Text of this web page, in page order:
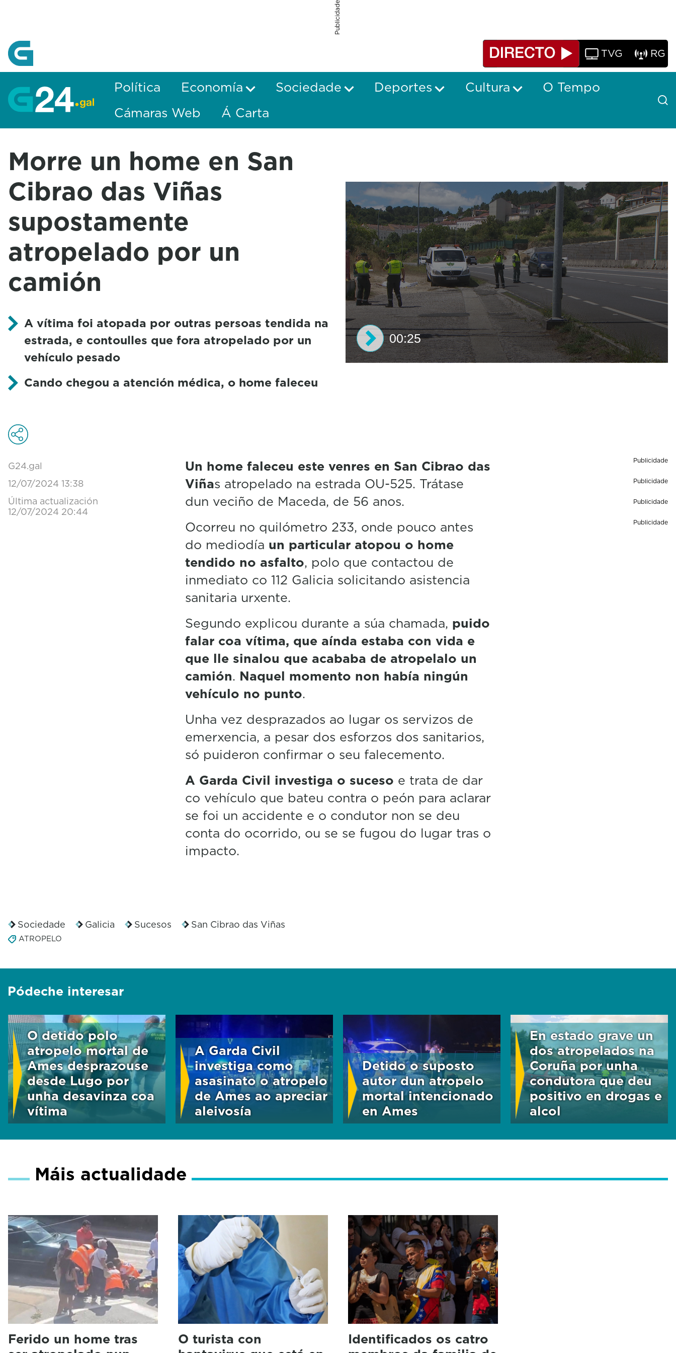
Publicidade
TVG RG
Política Economía Sociedade Deportes Cultura
O Tempo
Cámaras Web
Á Carta
Morre un home en San
Cibrao das Viñas
supostamente
atropelado por un
camión
A vítima foi atopada por outras persoas tendida na
estrada, e contoulles que fora atropelado por un
vehículo pesado
Cando chegou a atención médica, o home faleceu
2
5
s
c
d
V
o
l
u
m
%
00:25
G24.gal
12/07/2024 13:38
Última actualización
12/07/2024 20:44
Un home faleceu este venres en San Cibrao das
Viñas atropelado na estrada OU-525. Trátase
dun veciño de Maceda, de 56 anos.
Ocorreu no quilómetro 233, onde pouco antes
do mediodía un particular atopou o home
tendido no asfalto, polo que contactou de
inmediato co 112 Galicia solicitando asistencia
sanitaria urxente.
Segundo explicou durante a súa chamada, puido
falar coa vítima, que aínda estaba con vida e
que lle sinalou que acababa de atropelalo un
camión. Naquel momento non había ningún
vehículo no punto.
Unha vez desprazados ao lugar os servizos de
emerxencia, a pesar dos esforzos dos sanitarios,
só puideron confirmar o seu falecemento.
A Garda Civil investiga o suceso e trata de dar
co vehículo que bateu contra o peón para aclarar
se foi un accidente e o condutor non se deu
conta do ocorrido, ou se se fugou do lugar tras o
impacto.
Publicidade
Publicidade
Publicidade
Publicidade
Sociedade Galicia Sucesos San Cibrao das Viñas
ATROPELO
Pódeche interesar
O detido polo
atropelo mortal de
Ames desprazouse
desde Lugo por
unha desavinza coa
vítima
A Garda Civil
investiga como
asasinato o atropelo
de Ames ao apreciar
aleivosía
Detido o suposto
autor dun atropelo
mortal intencionado
en Ames
En estado grave un
dos atropelados na
Coruña por unha
condutora que deu
positivo en drogas e
alcol
Máis actualidade
Ferido un home tras
O turista con
Identificados os catro